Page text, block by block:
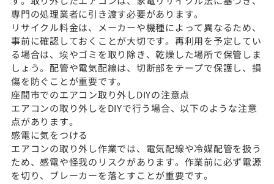
専門の処理業者に引き渡す必要があります。
リサイクル料金は、メーカーや機種によって異なるため、
事前に確認しておくことが大切です。再利用を予定してい
る場合は、埃やゴミを取り除き、乾燥した場所で保管しま
しょう。配管や電気配線は、切断部をテープで保護し、損
傷を防ぐことが重要です。
座間市でのエアコン取り外しDIYの注意点
エアコンの取り外しをDIYで行う場合、以下のような注意
点があります。
感電に気をつける
エアコンの取り外し作業では、電気配線や冷媒配管を扱う
ため、感電や怪我のリスクがあります。作業前に必ず電源
を切り、ブレーカーを落とすことが重要です。